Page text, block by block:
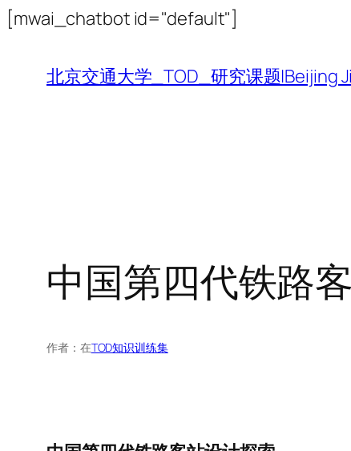
[mwai_chatbot id="default"]
内
容
北京交通大学_TOD_研究课题
中国第四代铁路
作者： 在TOD知识训练集